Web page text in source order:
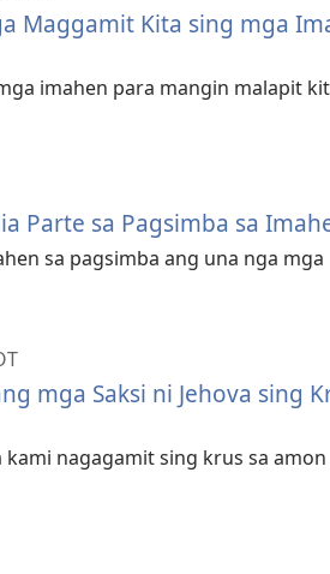
Maggamit Kita sing mga
imahen para mangin malapit
Parte sa Pagsimba sa
sa pagsimba ang una nga mga
mga Saksi ni Jehova sing
kami nagagamit sing krus sa amon